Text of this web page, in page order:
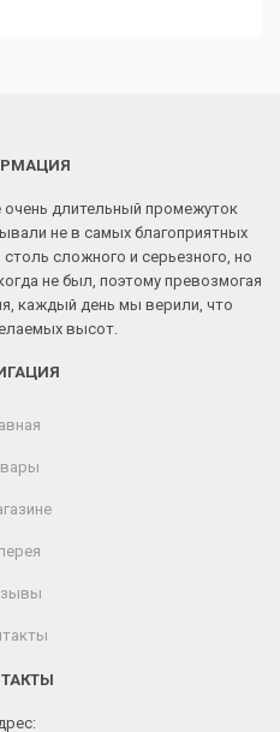
длительный промежуток
не в самых благоприятных
сложного и серьезного, но
не был, поэтому превозмогая
каждый день мы верили, что
высот.